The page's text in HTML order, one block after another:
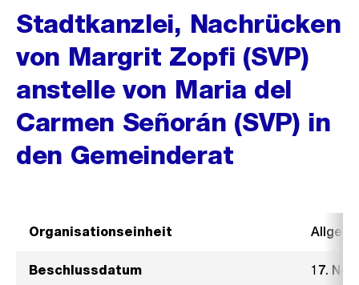
Stadtkanzlei, Nachrücken
von Margrit Zopfi (SVP)
anstelle von Maria del
Carmen Señorán (SVP) in
den Gemeinderat
Organisationseinheit
Beschlussdatum 17.